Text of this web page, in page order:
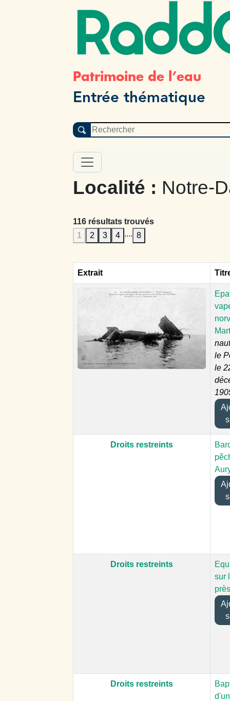
Patrimoine de l’eau
Entrée thématique
Localité : Notre-
116 résultats trouvés
1
2 3 4 .... 8
Extrait
le
le
Droits restreints
Droits restreints
sur
Droits restreints